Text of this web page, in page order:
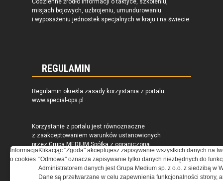
Codzienne źródło informacji o taktyce, szkoleniu,
misjach bojowych, uzbrojeniu, umundurowaniu
i wyposażeniu jednostek specjalnych w kraju i na świecie.
REGULAMIN
Regulamin określa zasady korzystania z portalu
www.special-ops.pl
Korzystanie z portalu jest równoznaczne
z zaakceptowaniem warunków ustanowionych
przez Grupa MEDIUM Spółka z ograniczoną
odpowiedzialnością Spółka komandytowa, nr KRS:
0000537655, NIP 1132860378, REGON 146393437
(zwana dalej Grupa MEDIUM) w postaci Regulaminu.
Informacja
o cookies
Klikacjąc "Zgoda" akceptujesz zapisywanie wszystkich danych na
"Odmowa" oznacza zapisywanie tylko danych niezbędnych do
Administratorem danych jest Grupa Medium sp. z o.o. z siedzibą w
Dane są przetwarzane w celu zapewnienia funkcjonalności strony,